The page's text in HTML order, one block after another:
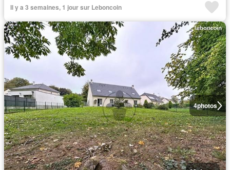
Il y a 3 semaines, 1 jour sur Leboncoin
4photos